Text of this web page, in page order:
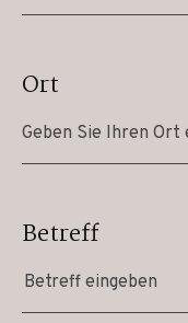
Ort
Betreff
Betreff eingeben